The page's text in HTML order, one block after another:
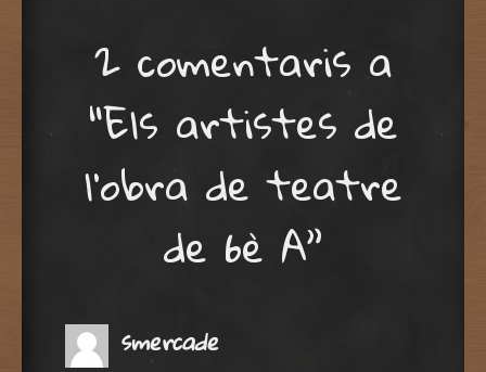
2 comentaris a
“Els artistes de
l’obra de teatre
de 6è A”
smercade